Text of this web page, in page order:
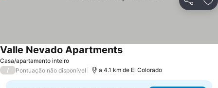
Partilhar
Casa/apartamento inteiro
Valle Nevado ApartmentsVer preços
/ Pontuação não disponível a 4.1 km de El Colorado